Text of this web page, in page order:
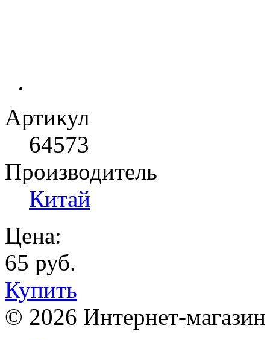
Артикул
64573
Производитель
Китай
Цена:
65 руб.
Купить
© 2026 Интернет-